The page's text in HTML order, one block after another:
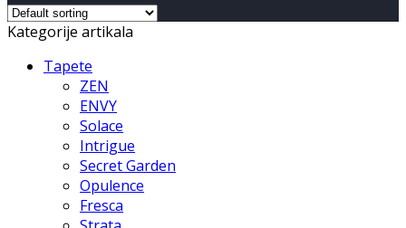
Kategorije artikala
Tapete
ZEN
ENVY
Solace
Intrigue
Secret Garden
Opulence
Fresca